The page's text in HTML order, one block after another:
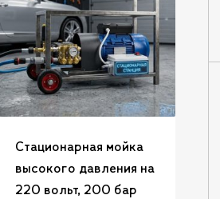
Стационарная мойка
высокого давления на
220 вольт, 200 бар